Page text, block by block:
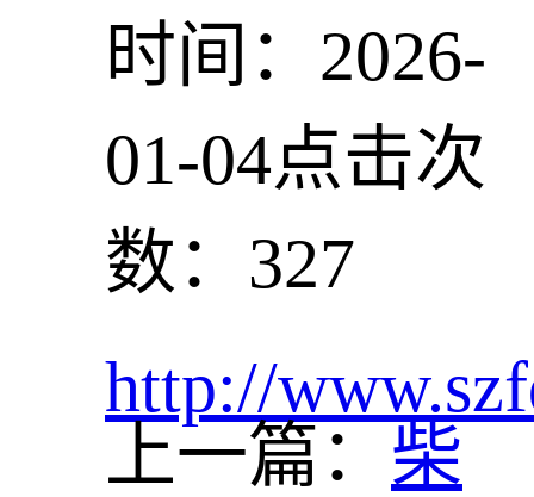
时间：2026-
01-04点击次
数：327
http://
上一篇： 柴